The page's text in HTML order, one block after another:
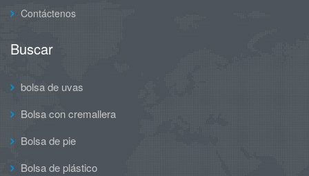
Contáctenos
Buscar
bolsa de uvas
Bolsa con cremallera
Bolsa de pie
Bolsa de plástico